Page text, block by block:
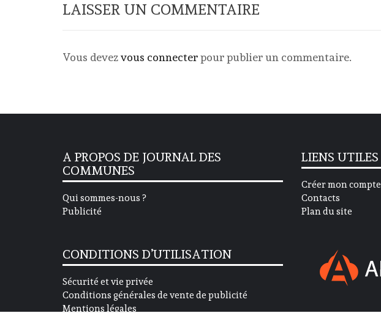
LAISSER UN COMMENTAIRE
Vous devezvous connecterpour publier un commentaire.
A PROPOS DE JOURNAL DES
COMMUNES
Qui sommes-nous ?
Publicité
CONDITIONS D’UTILISATION
Sécurité et vie privée
Conditions générales de vente de publicité
Mentions légales
LIENS UTILES
Créer mon compte
Contacts
Plan du site